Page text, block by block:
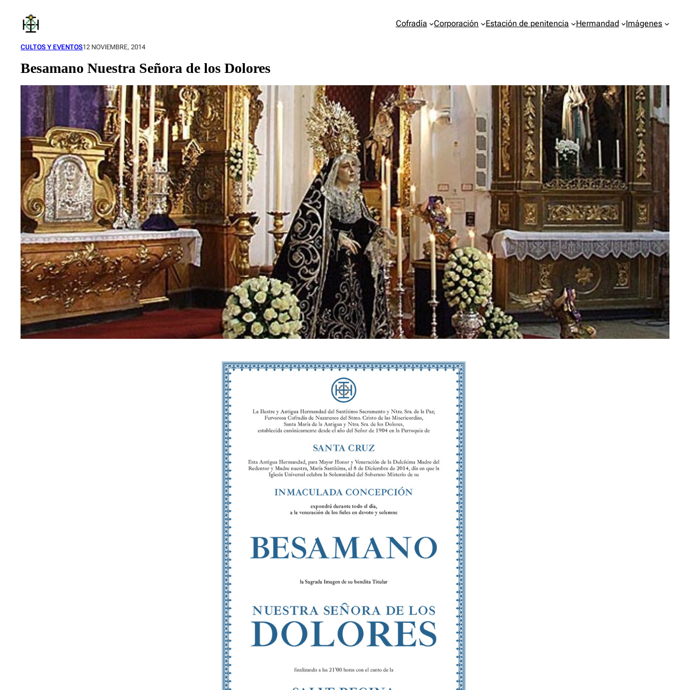
contenido
Cofradía Corporación Estación de penitencia Hermandad Imágenes
CULTOS Y EVENTOS12 NOVIEMBRE, 2014
Besamano Nuestra Señora de los Dolores